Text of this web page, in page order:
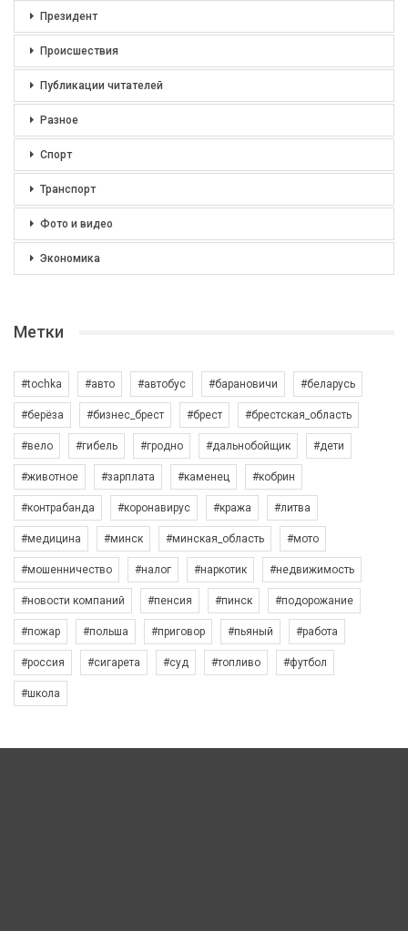
Президент
Происшествия
Публикации читателей
Разное
Спорт
Транспорт
Фото и видео
Экономика
Метки
#tochka #авто #автобус #барановичи #беларусь
#берёза #бизнес_брест #брест #брестская_область
#вело #гибель #гродно #дальнобойщик #дети
#животное #зарплата #каменец #кобрин
#контрабанда #коронавирус #кража #литва
#медицина #минск #минская_область #мото
#мошенничество #налог #наркотик #недвижимость
#новости компаний #пенсия #пинск #подорожание
#пожар #польша #приговор #пьяный #работа
#россия #сигарета #суд #топливо #футбол
#школа